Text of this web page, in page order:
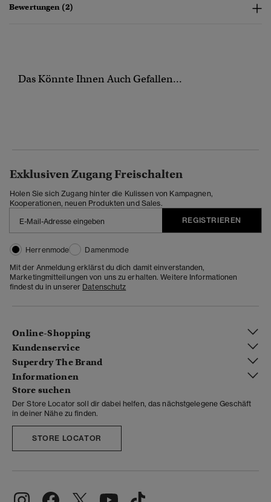
Bewertungen (2)
Das Könnte Ihnen Auch Gefallen...
Exklusiven Zugang Freischalten
Holen Sie sich Zugang hinter die Kulissen von Kampagnen,
Kooperationen, neuen Produkten und Sales.
REGISTRIEREN
Herrenmode
Damenmode
Mit der Anmeldung erklärst du dich damit einverstanden,
Marketingmitteilungen von uns zu erhalten. Weitere Informationen
findest du in unserer Datenschutz
Online-Shopping
Kundenservice
Superdry The Brand
Informationen
Store suchen
Der Store Locator soll dir dabei helfen, das nächstgelegene Geschäft
in deiner Nähe zu finden.
STORE LOCATOR